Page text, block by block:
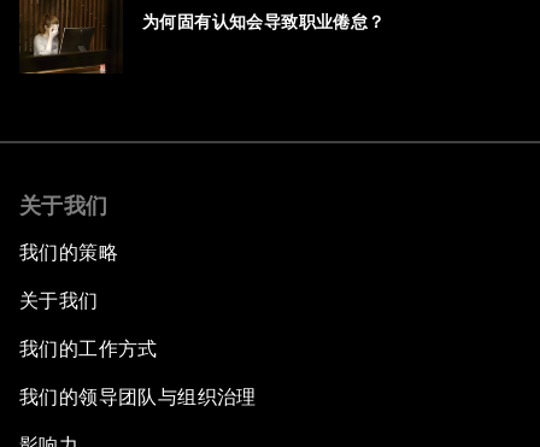
为何固有认知会导致职业倦怠？
关于我们
我们的策略
关于我们
我们的工作方式
我们的领导团队与组织治理